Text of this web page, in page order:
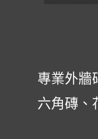
專業外牆
六角磚、